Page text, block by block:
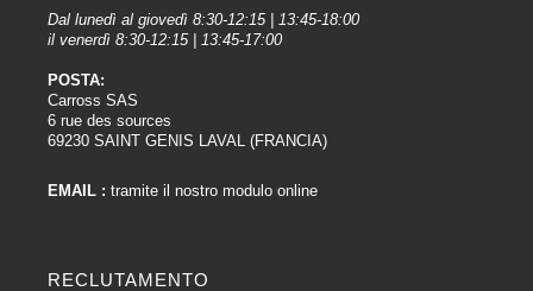
Dal lunedì al giovedì 8:30-12:15 | 13:45-18:00
il venerdì 8:30-12:15 | 13:45-17:00
POSTA:
Carross SAS
6 rue des sources
69230 SAINT GENIS LAVAL (FRANCIA)
EMAIL : tramite il nostro modulo online
RECLUTAMENTO